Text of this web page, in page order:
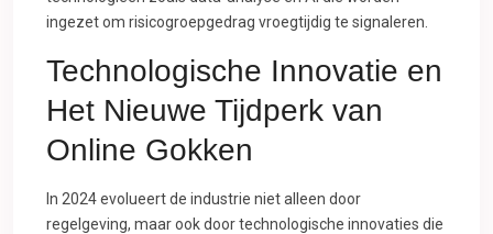
ingezet om risicogroepgedrag vroegtijdig te signaleren.
Technologische Innovatie en
Het Nieuwe Tijdperk van
Online Gokken
In 2024 evolueert de industrie niet alleen door
regelgeving, maar ook door technologische innovaties die